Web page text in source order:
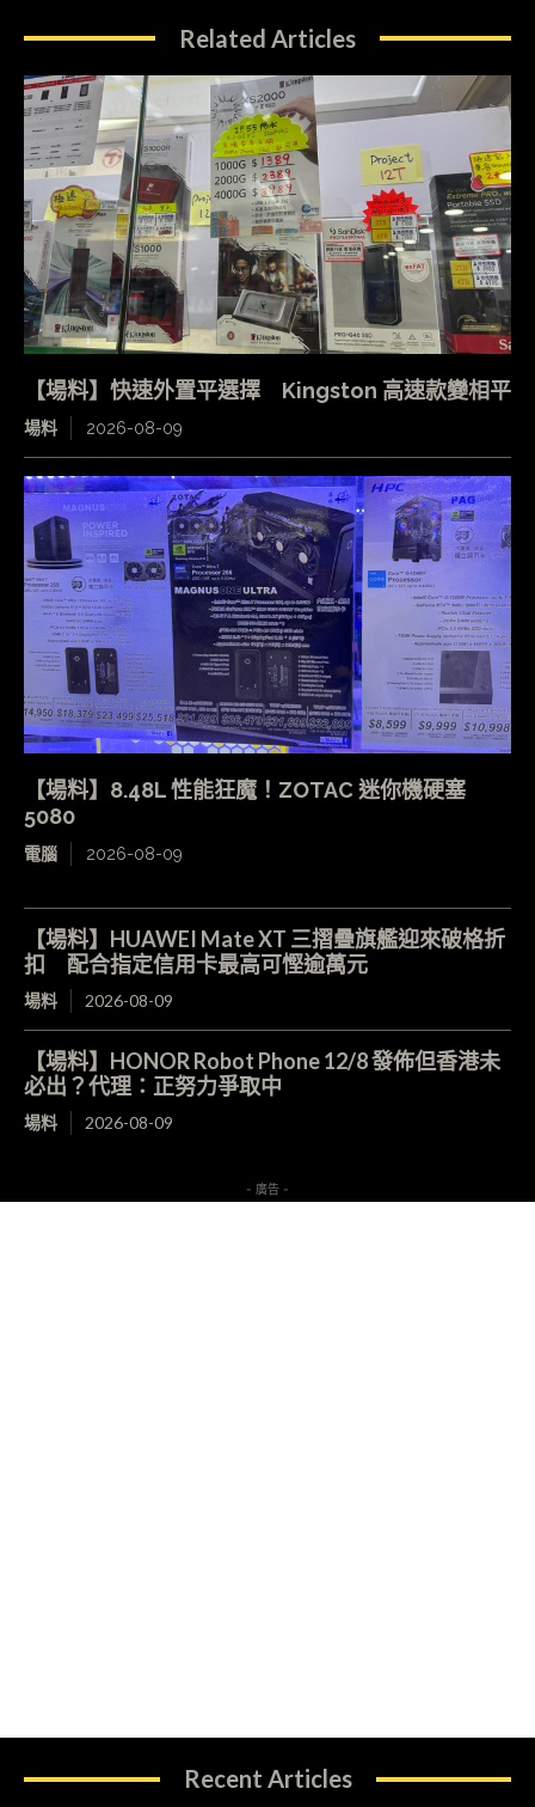
Related Articles
【場料】快速外置平選擇 Kingston 高速款變相平
場料 2026-08-09
【場料】8.48L 性能狂魔！ZOTAC 迷你機硬塞
5080
電腦 2026-08-09
【場料】HUAWEI Mate XT 三摺疊旗艦迎來破格折
扣 配合指定信用卡最高可慳逾萬元
場料 2026-08-09
【場料】HONOR Robot Phone 12/8 發佈但香港未
必出？代理：正努力爭取中
場料 2026-08-09
- 廣告 -
Recent Articles